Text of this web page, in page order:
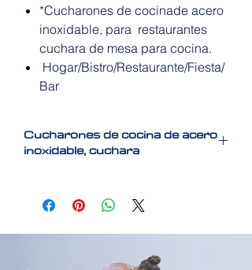
*Cucharones de cocinade acero
inoxidable, para restaurantes
cuchara de mesa para cocina.
Hogar/Bistro/Restaurante/Fiesta/
Bar
Cucharones de cocina de acero
inoxidable, cuchara
inoxidable de varios colores,
resistentes, y economicas